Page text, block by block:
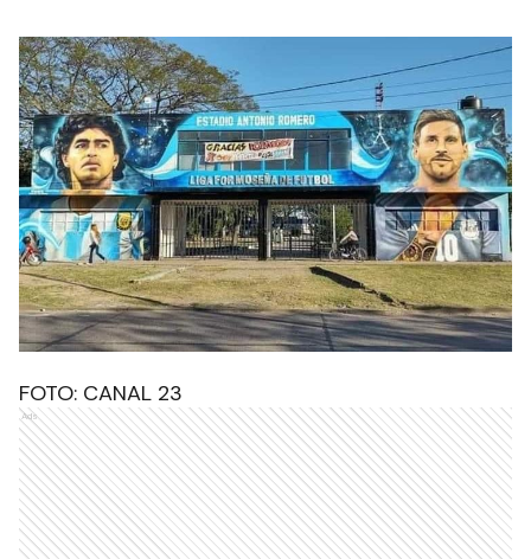
FOTO: CANAL 23
Ads